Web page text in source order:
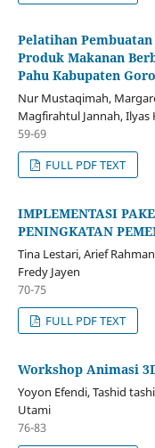
Pelatihan
Produk Makanan
Pahu Kabupaten
Nur Mustaqimah,
Magfirahtul Jannah, Ilyas
59-69
FULL PDF TEXT
IMPLEMENTASI
PENINGKATAN
Tina Lestari, Arief
Fredy Jayen
70-75
FULL PDF TEXT
Workshop Animasi
Yoyon Efendi, Tashid
Utami
76-83